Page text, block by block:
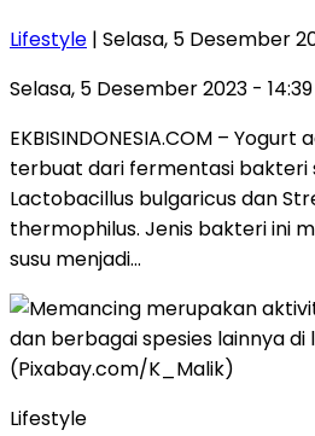
Lifestyle | Selasa, 5 Desember
Selasa, 5 Desember 2023 - 14:39
EKBISINDONESIA.COM –
terbuat dari fermentasi bakteri
Lactobacillus bulgaricus dan
thermophilus. Jenis bakteri ini
susu menjadi…
Lifestyle